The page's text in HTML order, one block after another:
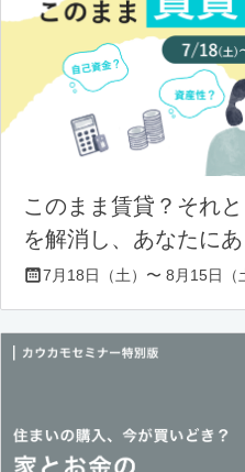
このまま賃貸？それ
を解消し、あなたに
7月18日（土）〜 8月15日（